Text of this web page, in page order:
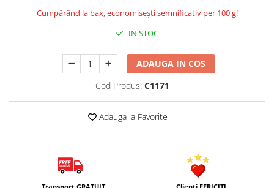
Cumpărând la bax, economisești semnificativ per 100 g!
IN STOC
ADAUGA IN COS
Cod Produs: C1171
Adauga la Favorite